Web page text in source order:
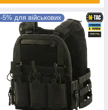
-5% для військових